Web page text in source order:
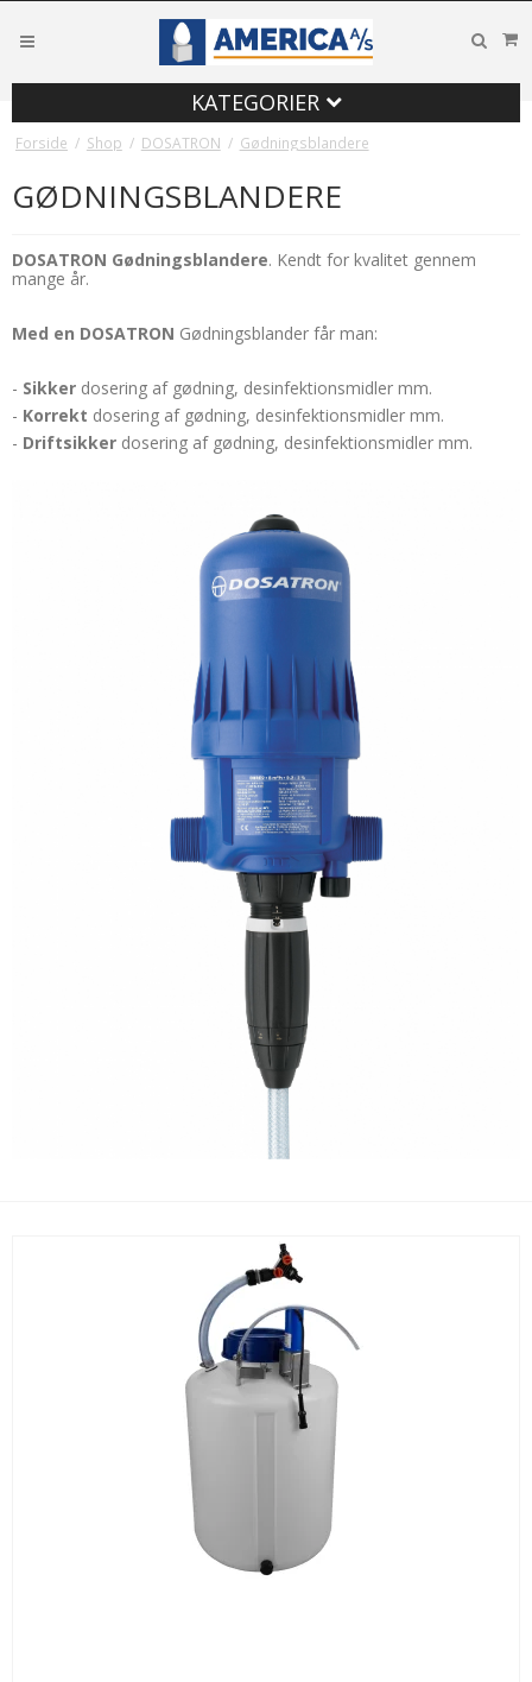
KATEGORIER
Forside / Shop / DOSATRON / Gødningsblandere
GØDNINGSBLANDERE
DOSATRON Gødningsblandere. Kendt for kvalitet gennem
mange år.
Med en DOSATRON Gødningsblander får man:
- Sikker dosering af gødning, desinfektionsmidler mm.
- Korrekt dosering af gødning, desinfektionsmidler mm.
- Driftsikker dosering af gødning, desinfektionsmidler mm.